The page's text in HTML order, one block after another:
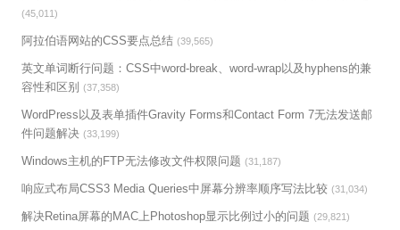
(45,011)
阿拉伯语网站的CSS要点总结 (39,565)
英文单词断行问题：CSS中word-break、word-wrap以及hyphens的兼
容性和区别
(37,358)
WordPress以及表单插件Gravity Forms和Contact Form 7无法发送邮
件问题解决 (33,199)
Windows主机的FTP无法修改文件权限问题 (31,187)
响应式布局CSS3 Media Queries中屏幕分辨率顺序写法比较 (31,034)
解决Retina屏幕的MAC上Photoshop显示比例过小的问题 (29,821)